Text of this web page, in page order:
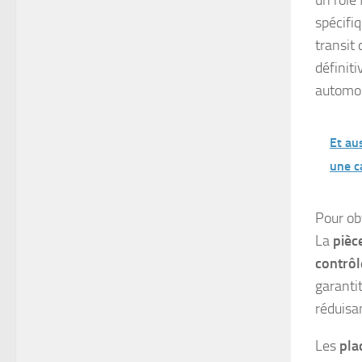
transit
Et
une
Pour
La
Les